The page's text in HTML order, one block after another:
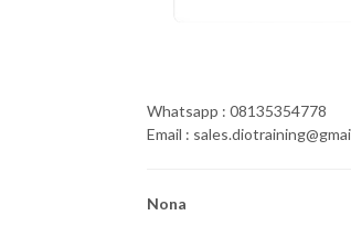
Whatsapp : 08135354778
Email :
Nona